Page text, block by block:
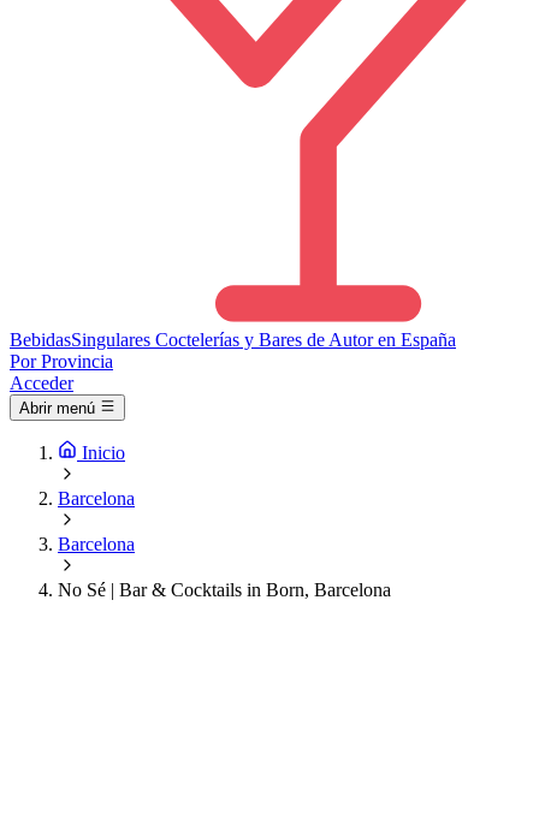
BebidasSingulares Coctelerías y Bares de Autor en España
Por Provincia
Acceder
Abrir menú
Inicio
Barcelona
Barcelona
No Sé | Bar & Cocktails in Born, Barcelona